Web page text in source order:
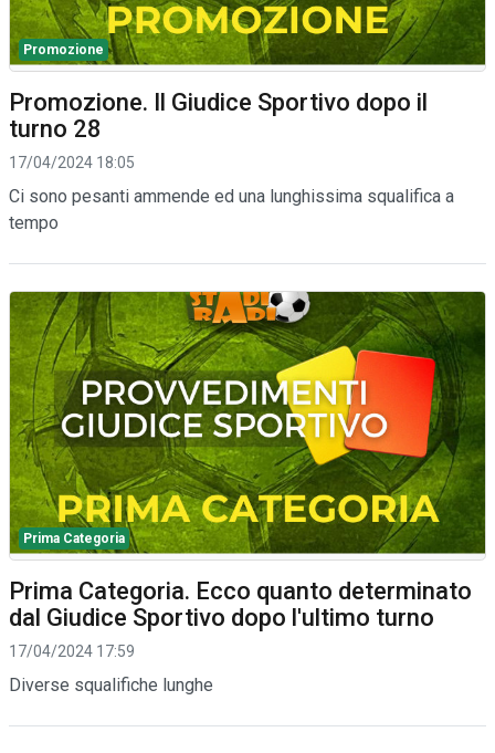
Promozione
Promozione. Il Giudice Sportivo dopo il
turno 28
17/04/2024 18:05
Ci sono pesanti ammende ed una lunghissima squalifica a
tempo
Prima Categoria
Prima Categoria. Ecco quanto determinato
dal Giudice Sportivo dopo l'ultimo turno
17/04/2024 17:59
Diverse squalifiche lunghe